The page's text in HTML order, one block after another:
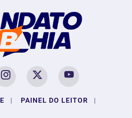
| PAINEL DO LEITOR |